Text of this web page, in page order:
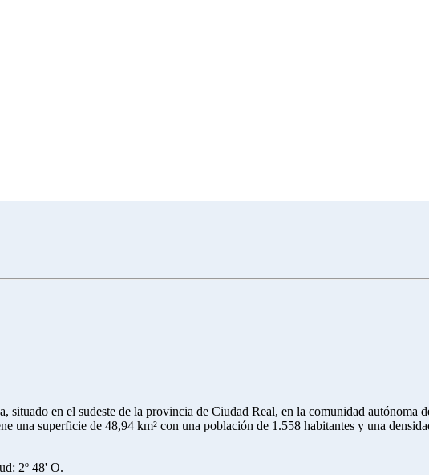
situado en el sudeste de la provincia de Ciudad Real, en la comunidad autónoma
una superficie de 48,94 km² con una población de 1.558 habitantes y una
2º 48' O.